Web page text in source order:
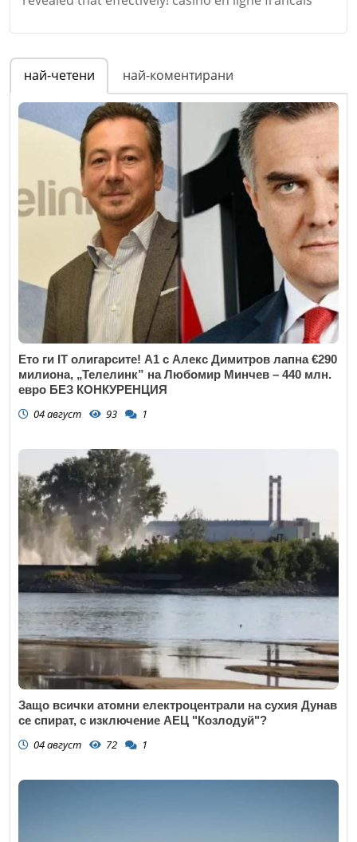
Име*
Коментар*
най-четени най-коментирани
Ето ги IT олигарсите! А1 с Алекс Димитров лапна €290
милиона, „Телелинк” на Любомир Минчев – 440 млн.
евро БЕЗ КОНКУРЕНЦИЯ
04 август 93 1
Защо всички атомни електроцентрали на сухия Дунав
се спират, с изключение АЕЦ "Козлодуй"?
04 август 72 1